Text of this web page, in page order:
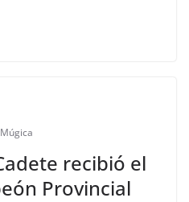
recibió el
Provincial